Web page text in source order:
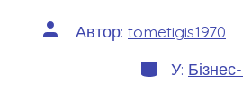
Автор
запису
Автор: tometigis1970
Категорії
У: